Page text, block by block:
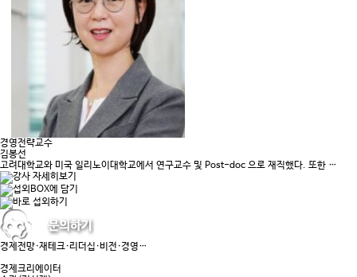
경영전략교수
김봉선
고려대학교와 미국 일리노이대학교에서 연구교수 및 Post-doc 으로 재직했다. 또한 …
경제전망·재테크·리더십·비전·경영…
경제크리에이터